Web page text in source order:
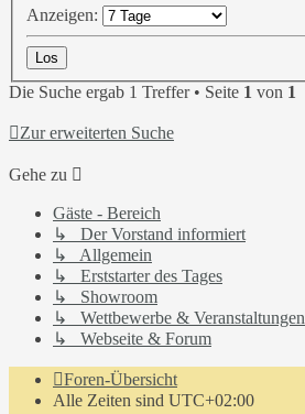
Anzeigen:
Die Suche ergab 1 Treffer • Seite 1 von 1
Zur erweiterten Suche
Gehe zu
Gäste - Bereich
↳ Der Vorstand informiert
↳ Allgemein
↳ Erststarter des Tages
↳ Showroom
↳ Wettbewerbe & Veranstaltungen
↳ Webseite & Forum
Foren-Übersicht
Alle Zeiten sind UTC+02:00